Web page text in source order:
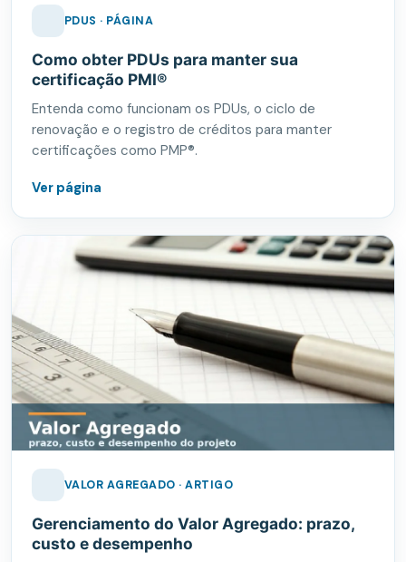
PDUS · PÁGINA
Como obter PDUs para manter sua
certificação PMI®
Entenda como funcionam os PDUs, o ciclo de
renovação e o registro de créditos para manter
certificações como PMP®.
Ver página
VALOR AGREGADO · ARTIGO
Gerenciamento do Valor Agregado: prazo,
custo e desempenho